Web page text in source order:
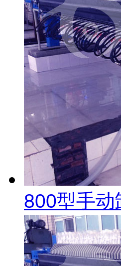
800型手动